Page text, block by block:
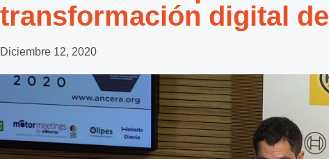
transformación digital
Diciembre 12, 2020